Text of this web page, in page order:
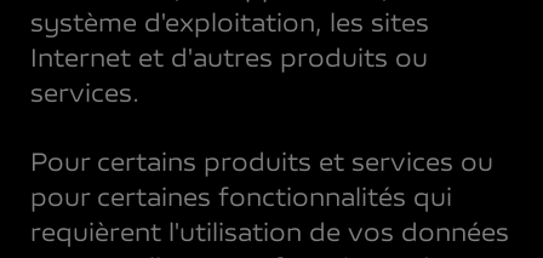
système d'exploitation, les sites
Internet et d'autres produits ou
services.
Pour certains produits et services ou
pour certaines fonctionnalités qui
requièrent l'utilisation de vos données